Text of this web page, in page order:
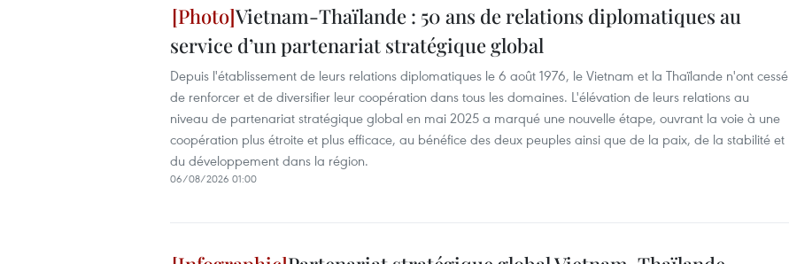
Vietnam-Thaïlande : 50 ans de relations diplomatiques au
service d’un partenariat stratégique global
Depuis l'établissement de leurs relations diplomatiques le 6 août 1976, le Vietnam et la Thaïlande n'ont cessé
de renforcer et de diversifier leur coopération dans tous les domaines. L'élévation de leurs relations au
niveau de partenariat stratégique global en mai 2025 a marqué une nouvelle étape, ouvrant la voie à une
coopération plus étroite et plus efficace, au bénéfice des deux peuples ainsi que de la paix, de la stabilité et
du développement dans la région.
06/08/2026 01:00